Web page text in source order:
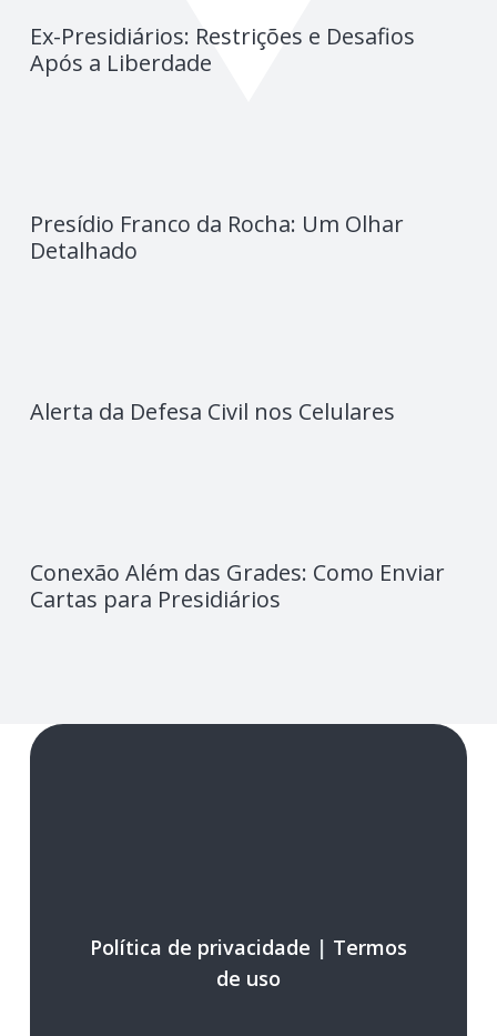
Ex-Presidiários: Restrições e Desafios
Após a Liberdade
Presídio Franco da Rocha: Um Olhar
Detalhado
Alerta da Defesa Civil nos Celulares
Conexão Além das Grades: Como Enviar
Cartas para Presidiários
Política de privacidade | Termos
de uso